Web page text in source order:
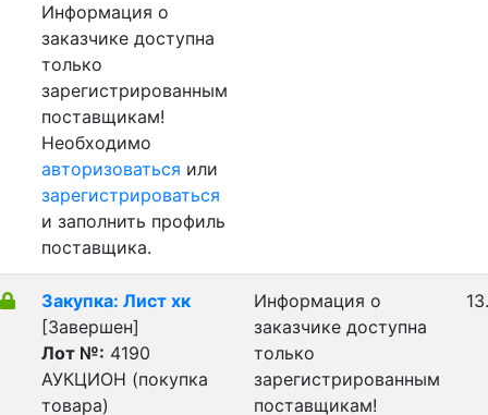
Информация о
заказчике доступна
только
зарегистрированным
поставщикам!
Необходимо
авторизоваться или
зарегистрироваться
и заполнить профиль
поставщика.
Закупка: Лист хк
[Завершен]
Лот №: 4190
АУКЦИОН (покупка
товара)
Информация о
заказчике доступна
только
зарегистрированным
поставщикам!